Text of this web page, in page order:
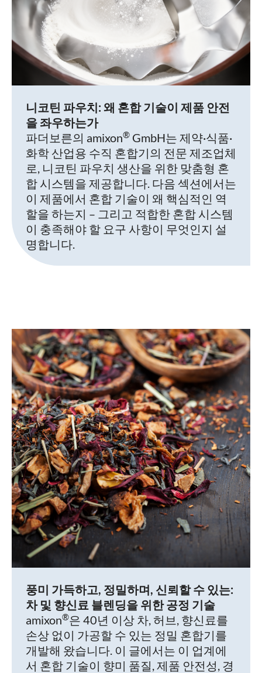
니코틴 파우치: 왜 혼합 기술이 제품 안전
을 좌우하는가
파더보른의 amixon® GmbH는 제약·식품·
화학 산업용 수직 혼합기의 전문 제조업체
로, 니코틴 파우치 생산을 위한 맞춤형 혼
합 시스템을 제공합니다. 다음 섹션에서는
이 제품에서 혼합 기술이 왜 핵심적인 역
할을 하는지 – 그리고 적합한 혼합 시스템
이 충족해야 할 요구 사항이 무엇인지 설
명합니다.
풍미 가득하고, 정밀하며, 신뢰할 수 있는:
차 및 향신료 블렌딩을 위한 공정 기술
amixon®은 40년 이상 차, 허브, 향신료를
손상 없이 가공할 수 있는 정밀 혼합기를
개발해 왔습니다. 이 글에서는 이 업계에
서 혼합 기술이 향미 품질, 제품 안전성, 경